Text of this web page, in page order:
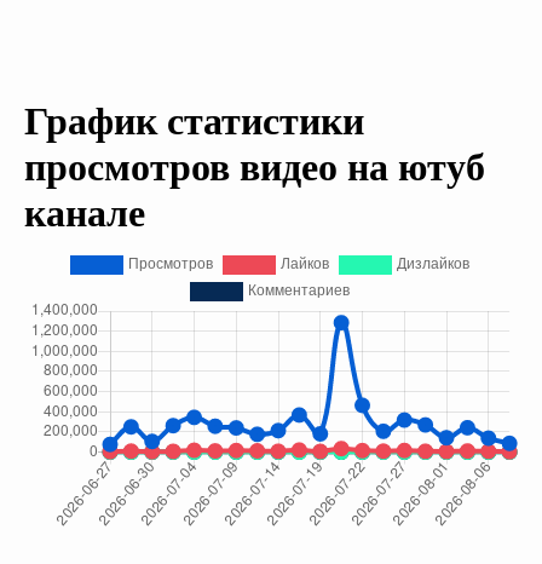
График статистики
просмотров видео на ютуб
канале